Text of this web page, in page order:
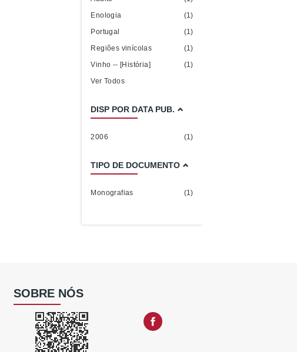
Enologia
(1)
Portugal
(1)
Regiões vinícolas
(1)
Vinho -- [História]
(1)
Ver Todos
DISP POR DATA PUB.
2006 (1)
TIPO DE DOCUMENTO
Monografias (1)
SOBRE NÓS